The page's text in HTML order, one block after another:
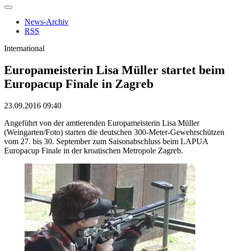
News-Archiv
RSS
International
Europameisterin Lisa Müller startet beim
Europacup Finale in Zagreb
23.09.2016 09:40
Angeführt von der amtierenden Europameisterin Lisa Müller
(Weingarten/Foto) starten die deutschen 300-Meter-Gewehrschützen
vom 27. bis 30. September zum Saisonabschluss beim LAPUA
Europacup Finale in der kroatischen Metropole Zagreb.